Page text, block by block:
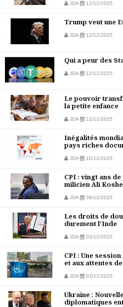
JDA 12/12/2025
Trump veut une
JDA 12/12/2025
Qui a peur des
JDA 12/12/2025
Le pouvoir
la petite enfance
JDA 12/12/2025
Inégalités
pays riches
JDA 10/12/2025
CPI : vingt ans
milicien Ali
JDA 09/12/2025
Les droits de
durement l'Inde
JDA 03/12/2025
CPI : Une
et aux attentes
JDA 03/12/2025
Ukraine :
diplomatiques